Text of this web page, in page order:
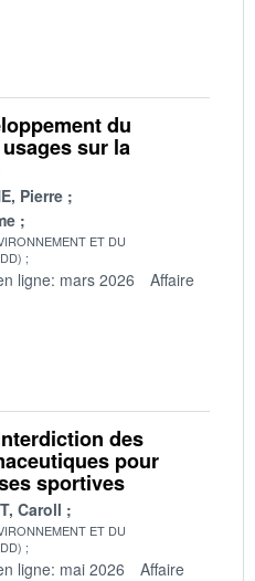
du
sur la
Pierre
ET DU
ligne: mars 2026
Affaire
des
pour
sportives
Caroll
ET DU
ligne: mai 2026
Affaire